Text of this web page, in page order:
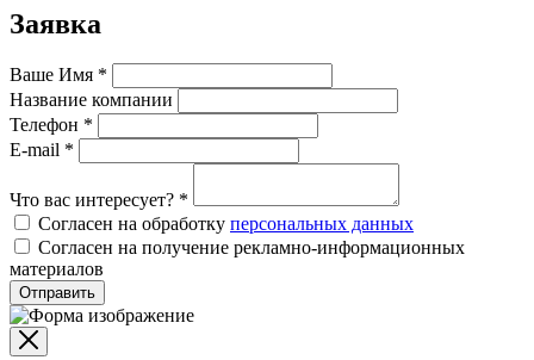
Заявка
Ваше Имя *
Название компании
Телефон *
E-mail *
Что вас интересует? *
Согласен на обработку персональных данных
Согласен на получение рекламно-информационных
материалов
Отправить